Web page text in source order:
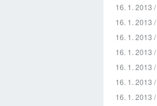
16. 1. 2013 /
16. 1. 2013 /
16. 1. 2013 /
16. 1. 2013 /
16. 1. 2013 /
16. 1. 2013 /
16. 1. 2013 /